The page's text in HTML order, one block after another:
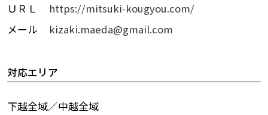
ＵＲＬ
https://mitsuki-kougyou.com/
メール
kizaki.maeda@gmail.com
対応エリア
下越全域／中越全域